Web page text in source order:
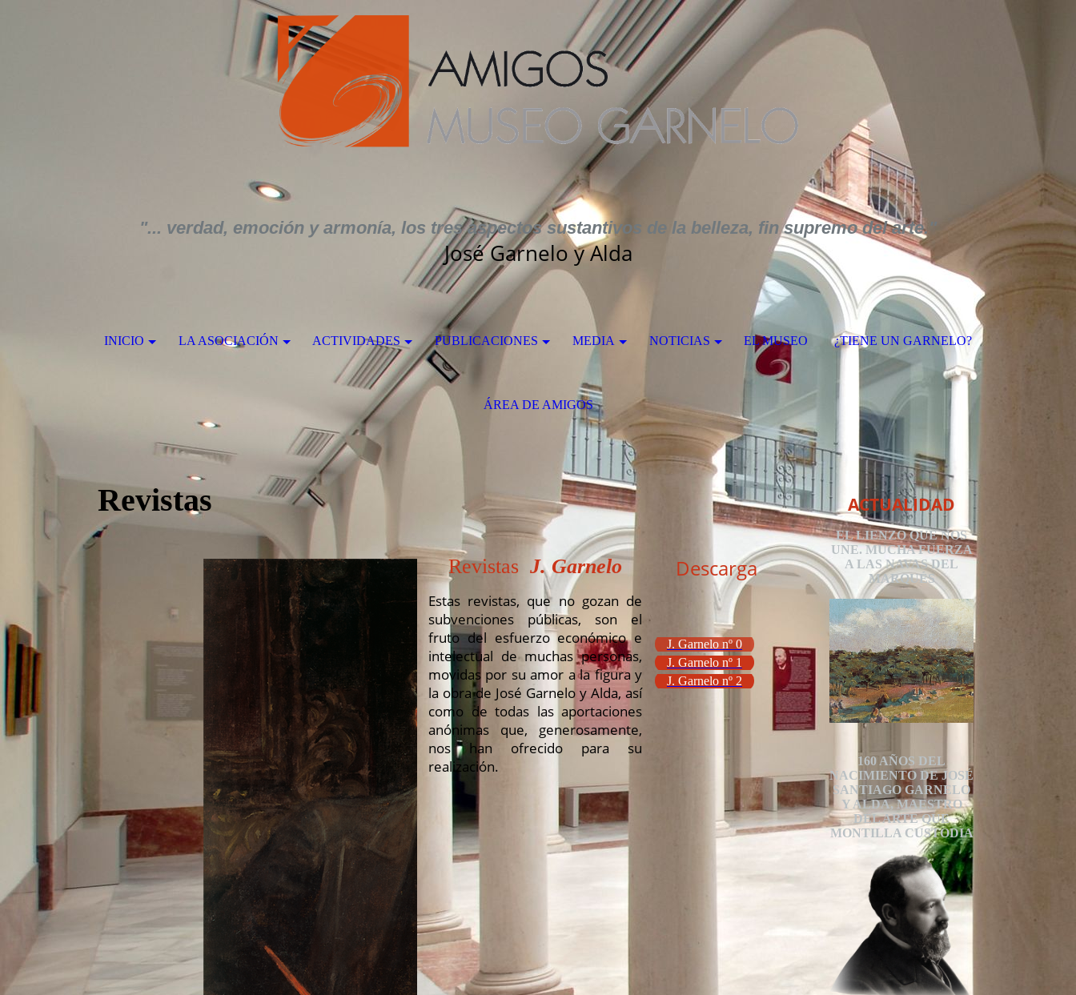
"... verdad, emoción y armonía, los tres aspectos sustantivos de la belleza, fin supremo del arte."
José Garnelo y Alda
INICIO LA ASOCIACIÓN ACTIVIDADES PUBLICACIONES MEDIA NOTICIAS EL MUSEO ¿TIENE UN GARNELO?
ÁREA DE AMIGOS
Revistas
Revistas J. Garnelo
Estas revistas, que no gozan de
subvenciones públicas, son el
fruto del esfuerzo económico e
intelectual de muchas personas,
movidas por su amor a la figura y
la obra de José Garnelo y Alda, así
como de todas las aportaciones
anónimas que, generosamente,
nos han ofrecido para su
realización.
Descarga
J. Garnelo nº 0
J. Garnelo nº 1
J. Garnelo nº 2
ACTUALIDAD
EL LIENZO QUE NOS
UNE. MUCHA FUERZA
A LAS NAVAS DEL
MARQUÉS
160 AÑOS DEL
NACIMIENTO DE JOSÉ
SANTIAGO GARNELO
Y ALDA, MAESTRO
DEL ARTE QUE
MONTILLA CUSTODIA